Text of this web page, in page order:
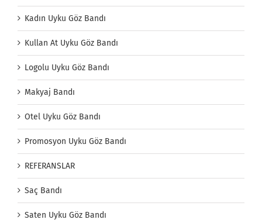
Kadın Uyku Göz Bandı
Kullan At Uyku Göz Bandı
Logolu Uyku Göz Bandı
Makyaj Bandı
Otel Uyku Göz Bandı
Promosyon Uyku Göz Bandı
REFERANSLAR
Saç Bandı
Saten Uyku Göz Bandı